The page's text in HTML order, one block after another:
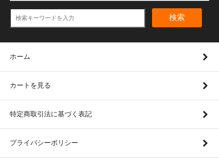
検索
ホーム
カートを見る
特定商取引法に基づく表記
プライバシーポリシー